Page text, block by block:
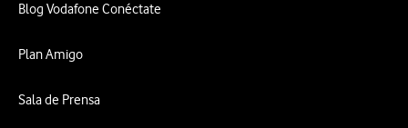
Blog Vodafone Conéctate
Plan Amigo
Sala de Prensa